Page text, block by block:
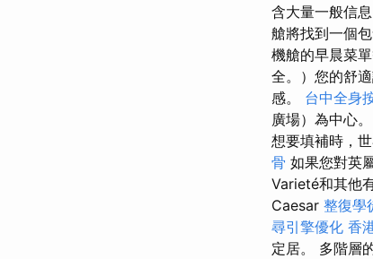
含大量一般信
艙將找到一個
機艙的早晨菜單
全。）您的舒
感。 台中全身
廣場）為中心
想要填補時，
骨 如果您對英
Varieté和其他
Caesar 整復學
尋引擎優化 香
定居。 多階層